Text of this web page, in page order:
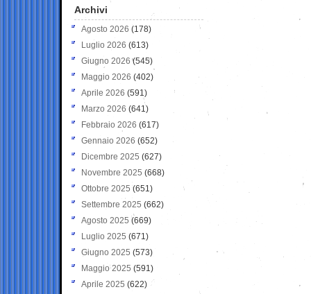
Archivi
Agosto 2026 (178)
Luglio 2026 (613)
Giugno 2026 (545)
Maggio 2026 (402)
Aprile 2026 (591)
Marzo 2026 (641)
Febbraio 2026 (617)
Gennaio 2026 (652)
Dicembre 2025 (627)
Novembre 2025 (668)
Ottobre 2025 (651)
Settembre 2025 (662)
Agosto 2025 (669)
Luglio 2025 (671)
Giugno 2025 (573)
Maggio 2025 (591)
Aprile 2025 (622)